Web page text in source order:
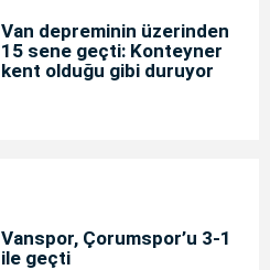
Van depreminin üzerinden
15 sene geçti: Konteyner
kent olduğu gibi duruyor
Vanspor, Çorumspor’u 3-1
ile geçti